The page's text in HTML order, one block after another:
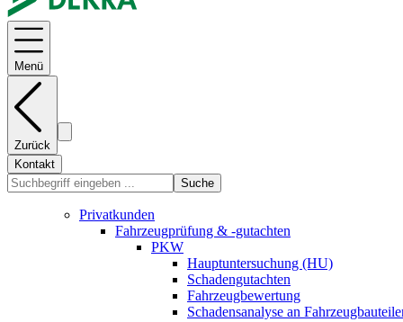
Menü
Zurück
Kontakt
Suche
Privatkunden
Fahrzeugprüfung & -gutachten
PKW
Hauptuntersuchung (HU)
Schadengutachten
Fahrzeugbewertung
Schadensanalyse an